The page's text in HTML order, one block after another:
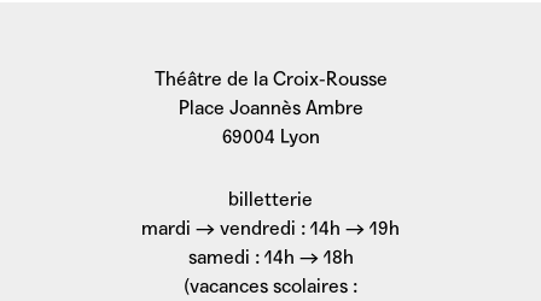
Théâtre de la Croix-Rousse
Place Joannès Ambre
69004 Lyon
billetterie
mardi → vendredi : 14h → 19h
samedi : 14h → 18h
(vacances scolaires :